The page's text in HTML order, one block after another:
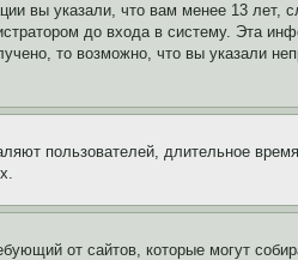
вы указали, что вам менее 13 лет,
до входа в систему. Эта
то возможно, что вы указали
пользователей, длительное
от сайтов, которые могут